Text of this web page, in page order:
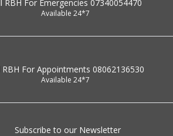
RBH For Emergencies 07340054470
Available 24*7
RBH For Appointments 08062136530
Available 24*7
Subscribe to our Newsletter